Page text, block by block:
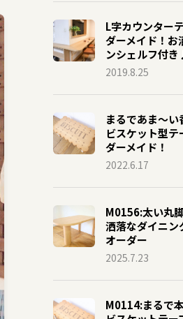
L字カウンター
ダーメイド！お
ンシェルフ付
2019.8.25
まるであま〜
ビスケット型テ
ダーメイド！
2022.6.17
M0156:太い丸
洒落なダイニン
オーダー
2025.7.23
M0114:まるで